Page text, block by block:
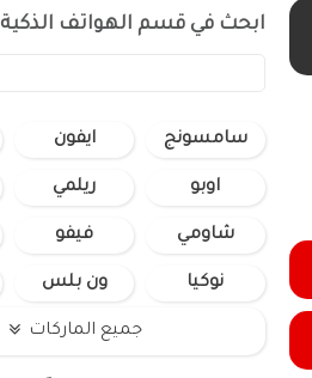
ابحث في قسم الهواتف الذكية
سامسونج ايفون
اوبو ريلمي
شاومي فيفو
نوكيا ون بلس
جميع الماركات